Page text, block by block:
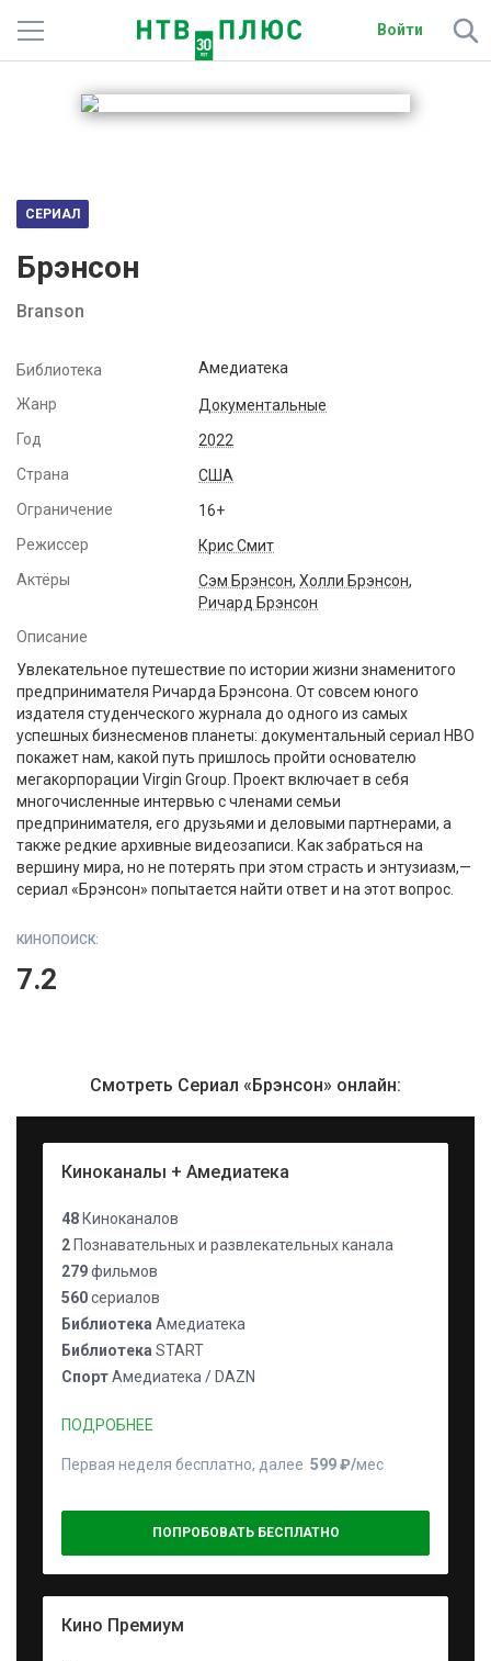
Войти
Телеканалы
О сайте
Активировать промокод
СЕРИАЛ
Брэнсон
Branson
Библиотека Амедиатека
Жанр
Документальные
Год
2022
Страна
США
Ограничение
16+
Режиссер
Крис Смит
Актёры
Сэм Брэнсон, Холли Брэнсон,
Ричард Брэнсон
Описание
Увлекательное путешествие по истории жизни знаменитого
предпринимателя Ричарда Брэнсона. От совсем юного
издателя студенческого журнала до одного из самых
успешных бизнесменов планеты: документальный сериал HBO
покажет нам, какой путь пришлось пройти основателю
мегакорпорации Virgin Group. Проект включает в себя
многочисленные интервью с членами семьи
предпринимателя, его друзьями и деловыми партнерами, а
также редкие архивные видеозаписи. Как забраться на
вершину мира, но не потерять при этом страсть и энтузиазм,—
сериал «Брэнсон» попытается найти ответ и на этот вопрос.
КИНОПОИСК:
7.2
Смотреть Сериал «Брэнсон» онлайн:
Киноканалы + Амедиатека
48 Киноканалов
2 Познавательных и развлекательных канала
279фильмов
560сериалов
Библиотека Амедиатека
Библиотека START
СпортАмедиатека / DAZN
ПОДРОБНЕЕ
Первая неделя бесплатно, далее 599 ₽⁠/⁠мес
ПОПРОБОВАТЬ БЕСПЛАТНО
Кино Премиум